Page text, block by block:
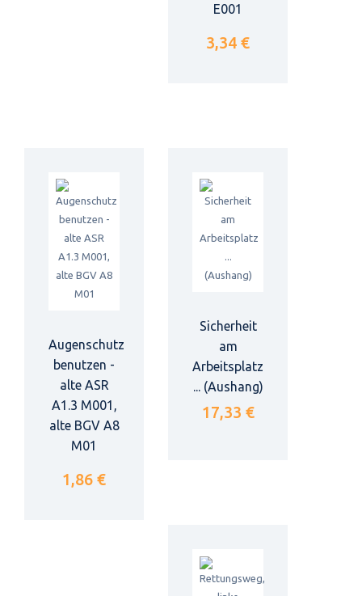
E001
3,34 €
Augenschutz
benutzen -
alte ASR
A1.3 M001,
alte BGV A8
M01
1,86 €
Sicherheit
am
Arbeitsplatz
... (Aushang)
17,33 €